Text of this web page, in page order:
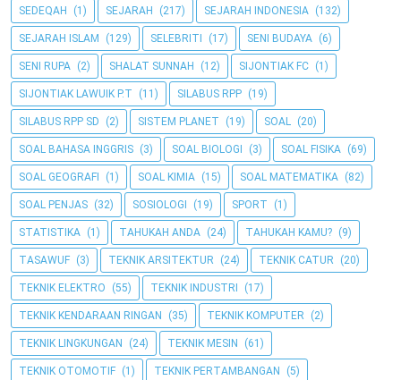
SEDEQAH (1) SEJARAH (217) SEJARAH INDONESIA (132)
SEJARAH ISLAM (129) SELEBRITI (17) SENI BUDAYA (6)
SENI RUPA (2) SHALAT SUNNAH (12) SIJONTIAK FC (1)
SIJONTIAK LAWUIK P.T (11) SILABUS RPP (19)
SILABUS RPP SD (2) SISTEM PLANET (19) SOAL (20)
SOAL BAHASA INGGRIS (3) SOAL BIOLOGI (3) SOAL FISIKA (69)
SOAL GEOGRAFI (1) SOAL KIMIA (15) SOAL MATEMATIKA (82)
SOAL PENJAS (32) SOSIOLOGI (19) SPORT (1)
STATISTIKA (1) TAHUKAH ANDA (24) TAHUKAH KAMU? (9)
TASAWUF (3) TEKNIK ARSITEKTUR (24) TEKNIK CATUR (20)
TEKNIK ELEKTRO (55) TEKNIK INDUSTRI (17)
TEKNIK KENDARAAN RINGAN (35) TEKNIK KOMPUTER (2)
TEKNIK LINGKUNGAN (24) TEKNIK MESIN (61)
TEKNIK OTOMOTIF (1) TEKNIK PERTAMBANGAN (5)